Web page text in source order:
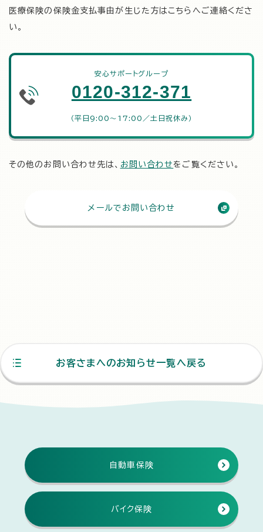
医療保険の保険金支払事由が生じた方はこちらへご連絡くださ
い。
安心サポートグループ
0120-312-371
（平日9:00～17:00／土日祝休み）
その他のお問い合わせ先は、 お問い合わせ をご覧ください。
メールでお問い合わせ
お客さまへのお知らせ一覧へ戻る
自動車保険
バイク保険